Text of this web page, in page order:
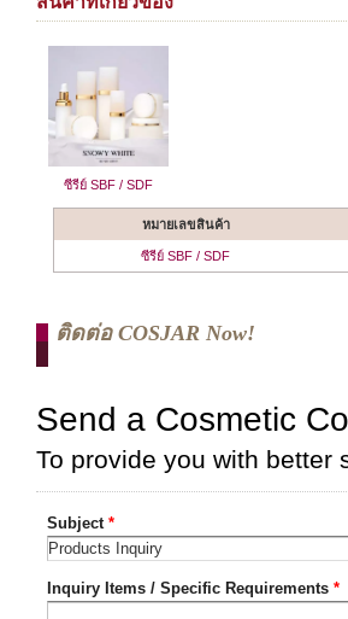
ซีรีย์ SBF / SDF
หมายเลขสินค้า
ซีรีย์ SBF / SDF
ติดต่อ COSJAR Now!